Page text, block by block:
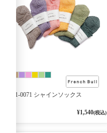
01-0071 シャインソックス
¥1,540(税込)